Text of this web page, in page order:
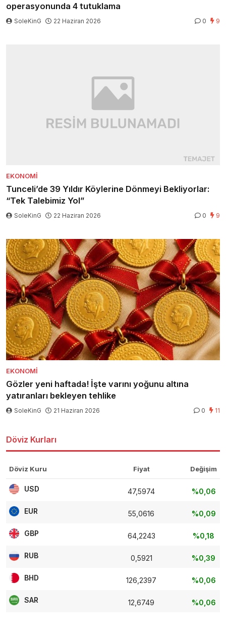
operasyonunda 4 tutuklama
SoleKinG 22 Haziran 2026 0 9
EKONOMI
Tunceli’de 39 Yıldır Köylerine Dönmeyi Bekliyorlar:
“Tek Talebimiz Yol”
SoleKinG 22 Haziran 2026 0 9
EKONOMI
Gözler yeni haftada! İşte varını yoğunu altına
yatıranları bekleyen tehlike
SoleKinG 21 Haziran 2026 0 11
Döviz Kurları
Döviz Kuru Fiyat Değişim
USD 47,5974 %0,06
EUR 55,0616 %0,09
GBP 64,2243 %0,18
RUB 0,5921 %0,39
BHD 126,2397 %0,06
SAR 12,6749 %0,06